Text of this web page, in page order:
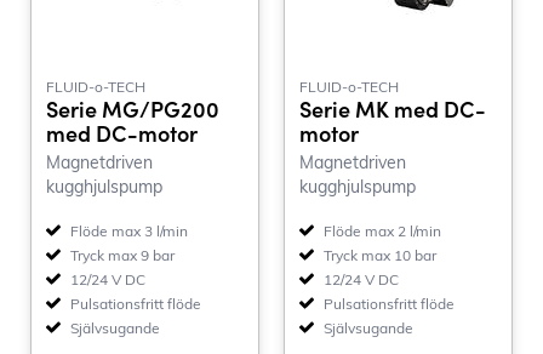
FLUID-o-TECH
Serie MG/PG200
med DC-motor
Magnetdriven
kugghjulspump
Flöde max 3 l/min
Tryck max 9 bar
12/24 V DC
Pulsationsfritt flöde
Självsugande
FLUID-o-TECH
Serie MK med DC-
motor
Magnetdriven
kugghjulspump
Flöde max 2 l/min
Tryck max 10 bar
12/24 V DC
Pulsationsfritt flöde
Självsugande